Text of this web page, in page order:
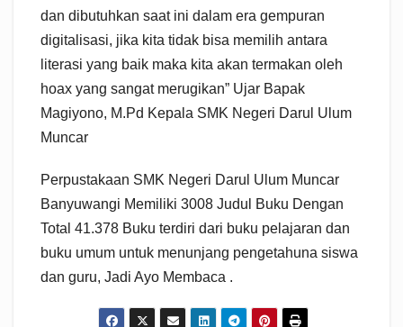
dan dibutuhkan saat ini dalam era gempuran
digitalisasi, jika kita tidak bisa memilih antara
literasi yang baik maka kita akan termakan oleh
hoax yang sangat merugikan” Ujar Bapak
Magiyono, M.Pd Kepala SMK Negeri Darul Ulum
Muncar
Perpustakaan SMK Negeri Darul Ulum Muncar
Banyuwangi Memiliki 3008 Judul Buku Dengan
Total 41.378 Buku terdiri dari buku pelajaran dan
buku umum untuk menunjang pengetahuna siswa
dan guru, Jadi Ayo Membaca .